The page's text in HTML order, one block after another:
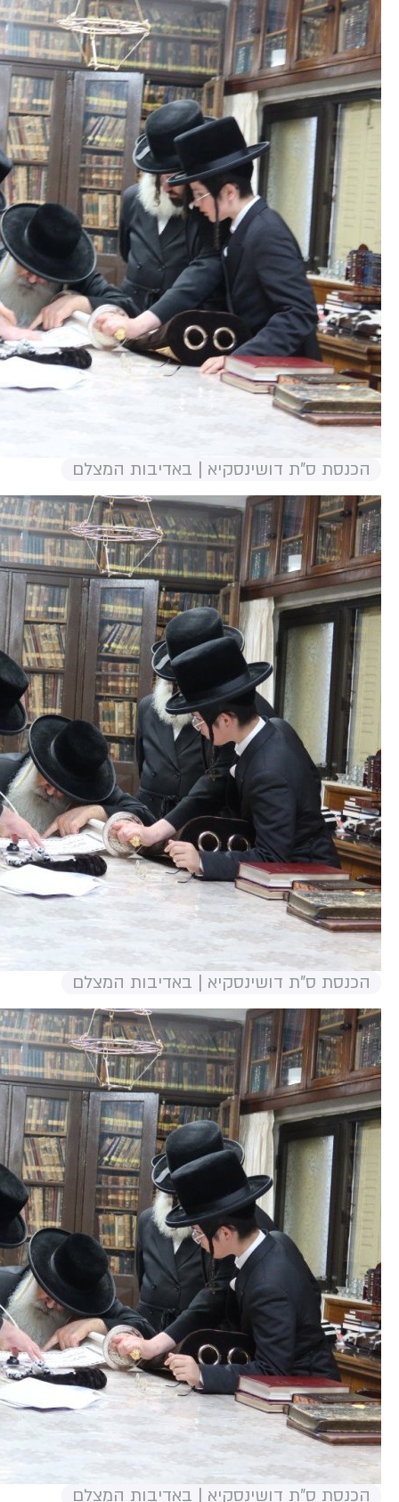
הכנסת ס"ת דושינסקיא | באדיבות המצלם
הכנסת ס"ת דושינסקיא | באדיבות המצלם
הכנסת ס"ת דושינסקיא | באדיבות המצלם